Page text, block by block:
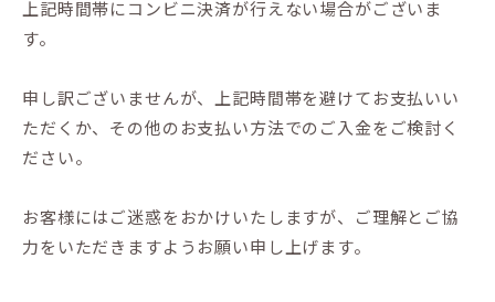
上記時間帯にコンビニ決済が行えない場合がございま
す。
申し訳ございませんが、上記時間帯を避けてお支払いい
ただくか、その他のお支払い方法でのご入金をご検討く
ださい。
お客様にはご迷惑をおかけいたしますが、ご理解とご協
力をいただきますようお願い申し上げます。